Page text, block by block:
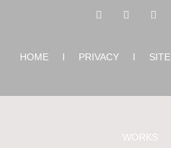
HOME I PRIVACY I SITE
WORKS